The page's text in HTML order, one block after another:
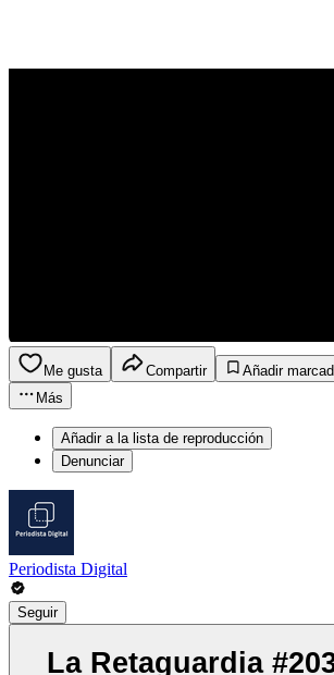
Me gusta Compartir
Añadir
Más
Añadir a la lista de reproducción
Denunciar
Periodista Digital
Seguir
La Retaguardia